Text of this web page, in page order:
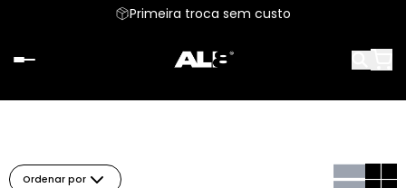
Primeira troca sem custo
Ordenar por